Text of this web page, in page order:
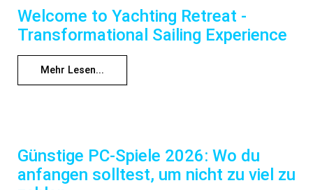
Welcome to Yachting Retreat -
Transformational Sailing Experience
Mehr Lesen...
Günstige PC-Spiele 2026: Wo du
anfangen solltest, um nicht zu viel zu